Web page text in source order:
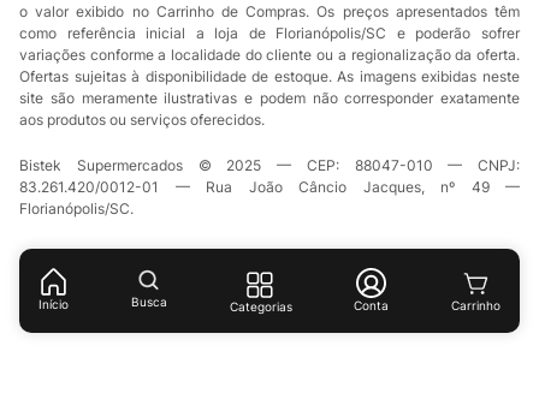
Início Busca Categorias Conta
o valor exibido no Carrinho de Compras. Os preços apresentados têm
como referência inicial a loja de Florianópolis/SC e poderão sofrer
variações conforme a localidade do cliente ou a regionalização da oferta.
Ofertas sujeitas à disponibilidade de estoque. As imagens exibidas neste
site são meramente ilustrativas e podem não corresponder exatamente
aos produtos ou serviços oferecidos.
Bistek Supermercados © 2025 — CEP: 88047-010 — CNPJ:
83.261.420/0012-01 — Rua João Câncio Jacques, nº 49 —
Florianópolis/SC.